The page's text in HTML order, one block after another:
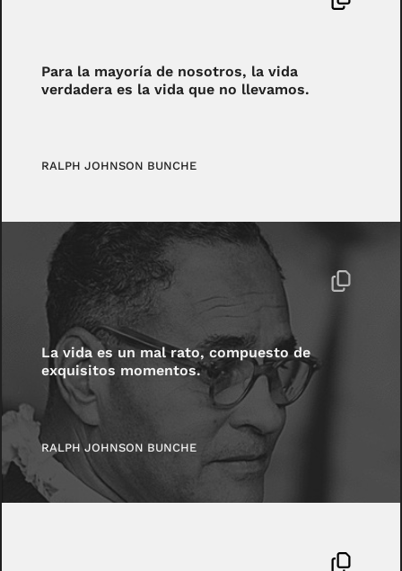
Para la mayoría de nosotros, la vida
verdadera es la vida que no llevamos.
RALPH JOHNSON BUNCHE
La vida es un mal rato, compuesto de
exquisitos momentos.
RALPH JOHNSON BUNCHE